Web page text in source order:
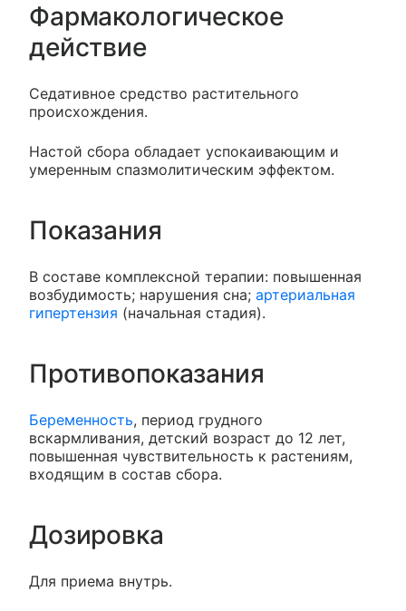
Фармакологическое
действие
Седативное средство растительного
происхождения.
Настой сбора обладает успокаивающим и
умеренным спазмолитическим эффектом.
Показания
В составе комплексной терапии: повышенная
возбудимость; нарушения сна; артериальная
гипертензия (начальная стадия).
Противопоказания
Беременность, период грудного
вскармливания, детский возраст до 12 лет,
повышенная чувствительность к растениям,
входящим в состав сбора.
Дозировка
Для приема внутрь.